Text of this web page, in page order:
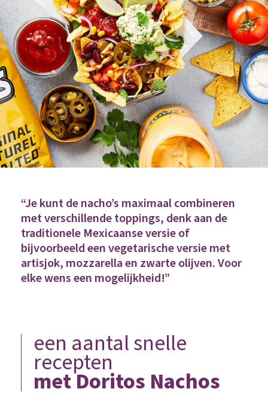
“Je kunt de nacho’s maximaal combineren
met verschillende toppings, denk aan de
traditionele Mexicaanse versie of
bijvoorbeeld een vegetarische versie met
artisjok, mozzarella en zwarte olijven. Voor
elke wens een mogelijkheid!”
een aantal snelle
recepten
met Doritos Nachos